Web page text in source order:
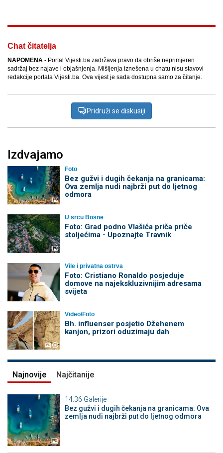
Chat čitatelja
NAPOMENA - Portal Vijesti.ba zadržava pravo da obriše neprimjeren
sadržaj bez najave i objašnjenja. Mišljenja iznešena u chatu nisu stavovi
redakcije portala Vijesti.ba. Ova vijest je sada dostupna samo za čitanje.
Pridruži se diskusiji
Izdvajamo
Foto
Bez gužvi i dugih čekanja na granicama:
Ova zemlja nudi najbrži put do ljetnog
odmora
U srcu Bosne
Foto: Grad podno Vlašića priča priče
stoljećima - Upoznajte Travnik
Vile i privatna ostrva
Foto: Cristiano Ronaldo posjeduje
domove na najekskluzivnijim adresama
svijeta
Video/Foto
Bh. influenser posjetio Džehenem
kanjon, prizori oduzimaju dah
Najnovije Najčitanije
14:36 Galerije
Bez gužvi i dugih čekanja na granicama: Ova
zemlja nudi najbrži put do ljetnog odmora